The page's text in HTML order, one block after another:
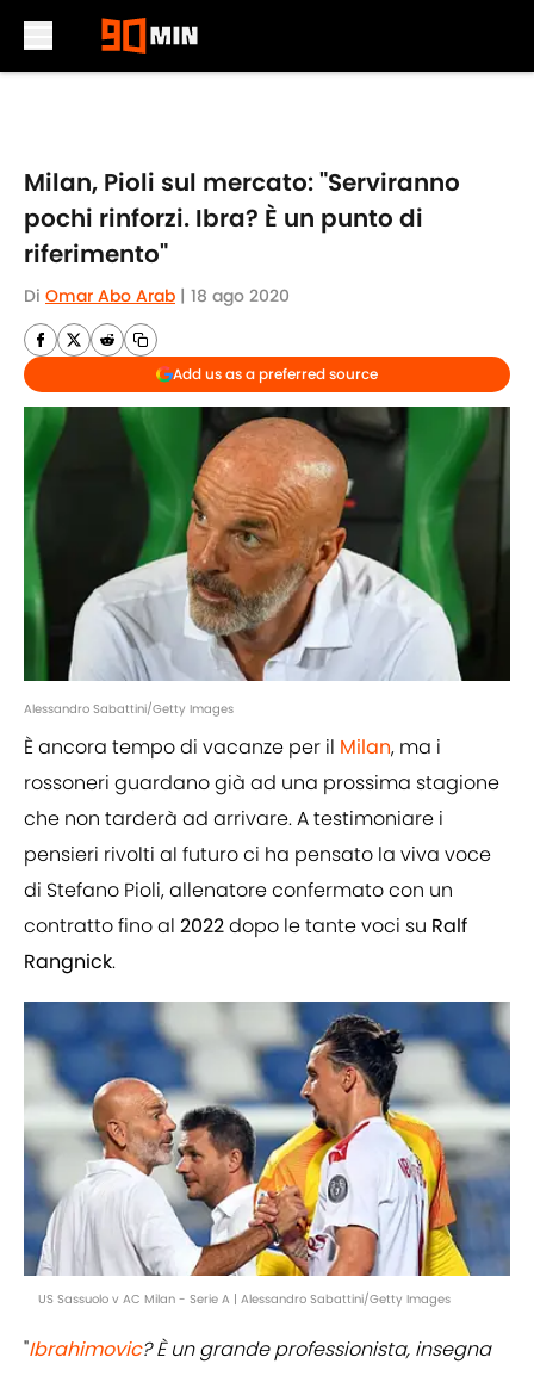
Milan, Pioli sul mercato: "Serviranno
pochi rinforzi. Ibra? È un punto di
riferimento"
Di Omar Abo Arab | 18 ago 2020
Add us as a preferred source
Alessandro Sabattini/Getty Images
È ancora tempo di vacanze per il Milan, ma i
rossoneri guardano già ad una prossima stagione
che non tarderà ad arrivare. A testimoniare i
pensieri rivolti al futuro ci ha pensato la viva voce
di Stefano Pioli, allenatore confermato con un
contratto fino al 2022dopo le tante voci su Ralf
Rangnick.
US Sassuolo v AC Milan - Serie A | Alessandro Sabattini/Getty Images
"Ibrahimovic? È un grande professionista, insegna